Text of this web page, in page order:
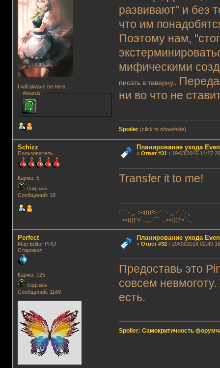
I will always be here.
Awards
развивают" и без
что им
Поэтому нам,
мифическими
писать в таверну.
ни во что не
Spoiler (click to show/hide)
Schizz
Пользователь
Карма: 5
Оффлайн
Сообщений: 18
Планирование ухода
« Ответ #31 : 19/03/2016
Transfer it to me!
·´¯`·.¸¸..><((((º>.·´¯`·.¸¸.·´¯`·.¸
><((((º>`·.¸¸.·´¯`·.¸><((((º>`·.¸
Perfect
Map Editor PRO
Старожил
Карма: 125
Оффлайн
Сообщений: 1149
Планирование ухода
« Ответ #32: 20/03/2016
Предоставь это
совсем
есть.
Spoiler: Самокритичность